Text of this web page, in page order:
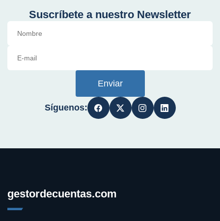
Suscríbete a nuestro Newsletter
Enviar
Síguenos:
gestordecuentas.com